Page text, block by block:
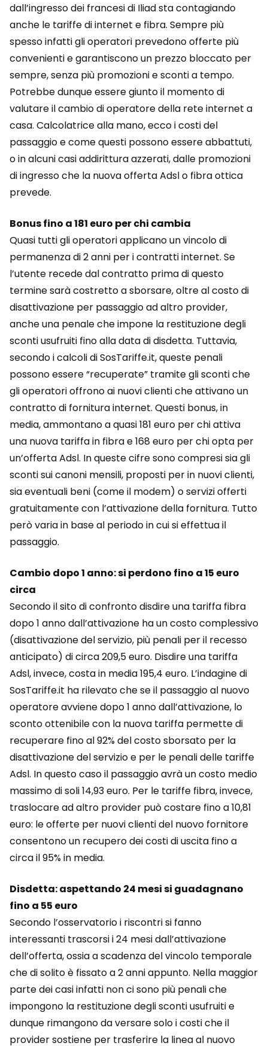
dall’ingresso dei francesi di Iliad sta contagiando
anche le tariffe di internet e fibra. Sempre più
spesso infatti gli operatori prevedono offerte più
convenienti e garantiscono un prezzo bloccato per
sempre, senza più promozioni e sconti a tempo.
Potrebbe dunque essere giunto il momento di
valutare il cambio di operatore della rete internet a
casa. Calcolatrice alla mano, ecco i costi del
passaggio e come questi possono essere abbattuti,
o in alcuni casi addirittura azzerati, dalle promozioni
di ingresso che la nuova offerta Adsl o fibra ottica
prevede.
Bonus fino a 181 euro per chi cambia
Quasi tutti gli operatori applicano un vincolo di
permanenza di 2 anni per i contratti internet. Se
l’utente recede dal contratto prima di questo
termine sarà costretto a sborsare, oltre al costo di
disattivazione per passaggio ad altro provider,
anche una penale che impone la restituzione degli
sconti usufruiti fino alla data di disdetta. Tuttavia,
secondo i calcoli di SosTariffe.it, queste penali
possono essere “recuperate” tramite gli sconti che
gli operatori offrono ai nuovi clienti che attivano un
contratto di fornitura internet. Questi bonus, in
media, ammontano a quasi 181 euro per chi attiva
una nuova tariffa in fibra e 168 euro per chi opta per
un’offerta Adsl. In queste cifre sono compresi sia gli
sconti sui canoni mensili, proposti per in nuovi clienti,
sia eventuali beni (come il modem) o servizi offerti
gratuitamente con l’attivazione della fornitura. Tutto
però varia in base al periodo in cui si effettua il
passaggio.
Cambio dopo 1 anno: si perdono fino a 15 euro
circa
Secondo il sito di confronto disdire una tariffa fibra
dopo 1 anno dall’attivazione ha un costo complessivo
(disattivazione del servizio, più penali per il recesso
anticipato) di circa 209,5 euro. Disdire una tariffa
Adsl, invece, costa in media 195,4 euro. L’indagine di
SosTariffe.it ha rilevato che se il passaggio al nuovo
operatore avviene dopo 1 anno dall’attivazione, lo
sconto ottenibile con la nuova tariffa permette di
recuperare fino al 92% del costo sborsato per la
disattivazione del servizio e per le penali delle tariffe
Adsl. In questo caso il passaggio avrà un costo medio
massimo di soli 14,93 euro. Per le tariffe fibra, invece,
traslocare ad altro provider può costare fino a 10,81
euro: le offerte per nuovi clienti del nuovo fornitore
consentono un recupero dei costi di uscita fino a
circa il 95% in media.
Disdetta: aspettando 24 mesi si guadagnano
fino a 55 euro
Secondo l’osservatorio i riscontri si fanno
interessanti trascorsi i 24 mesi dall’attivazione
dell’offerta, ossia a scadenza del vincolo temporale
che di solito è fissato a 2 anni appunto. Nella maggior
parte dei casi infatti non ci sono più penali che
impongono la restituzione degli sconti usufruiti e
dunque rimangono da versare solo i costi che il
provider sostiene per trasferire la linea al nuovo